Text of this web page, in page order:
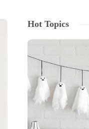
Hot Topics